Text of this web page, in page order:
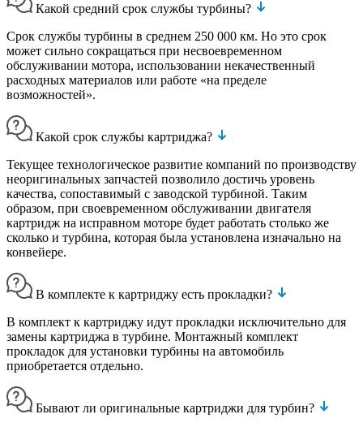
Какой средний срок службы турбины?
Срок службы турбины в среднем 250 000 км. Но это срок
может сильно сокращаться при несвоевременном
обслуживании мотора, использовании некачественный
расходных материалов или работе «на пределе
возможностей».
Какой срок службы картриджа?
Текущее технологическое развитие компаний по производству
неоригинальных запчастей позволило достичь уровень
качества, сопоставимый с заводской турбиной. Таким
образом, при своевременном обслуживании двигателя
картридж на исправном моторе будет работать столько же
сколько и турбина, которая была установлена изначально на
конвейере.
В комплекте к картриджу есть прокладки?
В комплект к картриджу идут прокладки исключительно для
замены картриджа в турбине. Монтажный комплект
прокладок для установки турбины на автомобиль
приобретается отдельно.
Бывают ли оригинальные картриджи для турбин?